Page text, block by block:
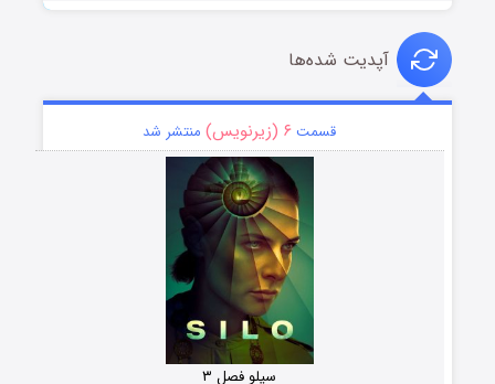
آپدیت شده‌ها
قسمت ۶ (زیرنویس) منتشر شد
سیلو فصل ۳